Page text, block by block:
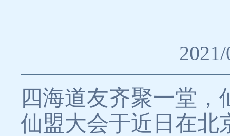
四海道友齐聚一堂
仙盟大会于近日在北